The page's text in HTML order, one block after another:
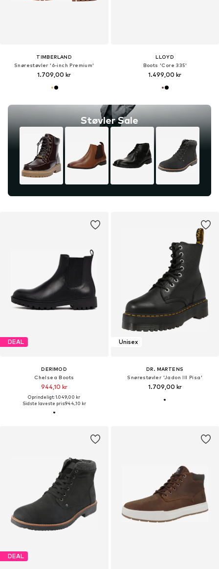
TIMBERLAND
Snørestøvler '6-inch Premium'
1.709,00 kr
Støvler Sale
LLOYD
Boots 'Core 335'
1.499,00 kr
DEAL
DERIMOD
Chelsea Boots
944,10 kr
Oprindeligt: 1.049,00 kr
Sidste laveste pris:944,10 kr
Unisex
DR. MARTENS
Snørestøvler 'Jadon III Pisa'
1.709,00 kr
DEAL